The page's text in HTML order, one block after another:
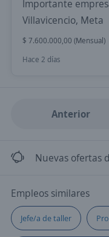
Importante
Villavicencio, Meta
$ 7.600.000,00 (Mensual)
Hace 2 días
Anterior
Nuevas ofertas
Empleos similares
Jefe/a de taller